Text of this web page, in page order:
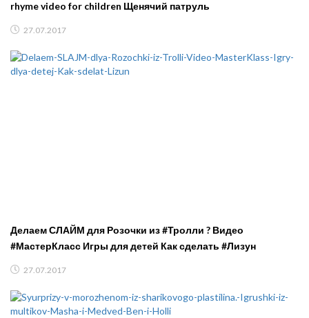
rhyme video for children Щенячий патруль
27.07.2017
Делаем СЛАЙМ для Розочки из #Тролли ? Видео
#МастерКласс Игры для детей Как сделать #Лизун
27.07.2017